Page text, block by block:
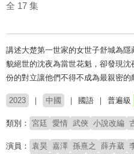
全 17 集
講述大楚第一世家的女世子舒城為
貌絕世的沈夜為當世花魁，卻發現
份的對立讓他們不得不成為最親密的
2023 中國 國語 普遍級
類別： 宮廷 愛情 武俠 小說改編
演員： 袁昊 嘉澤 孫熹之 薛卉葳